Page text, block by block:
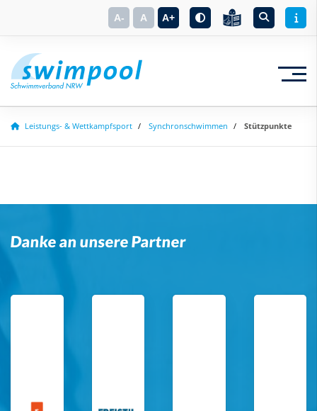
A- A A+
Suchbegriff eingeben
Leistungs- & Wettkampfsport Synchronschwimmen Stützpunkte
Danke an unsere Partner